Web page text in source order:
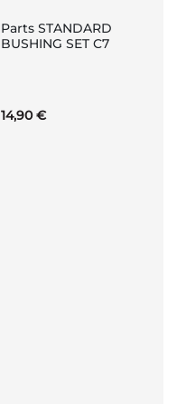
Parts STANDARD
BUSHING SET C7
14,90 €
Ajouter
au